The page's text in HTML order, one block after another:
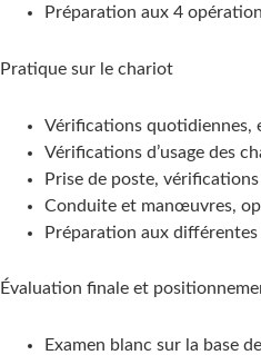
Préparation aux 4
Pratique sur le chariot
Vérifications quotidiennes,
Vérifications d’usage des
Prise de poste,
Conduite et manœuvres,
Préparation aux
Évaluation finale et
Examen blanc sur la base